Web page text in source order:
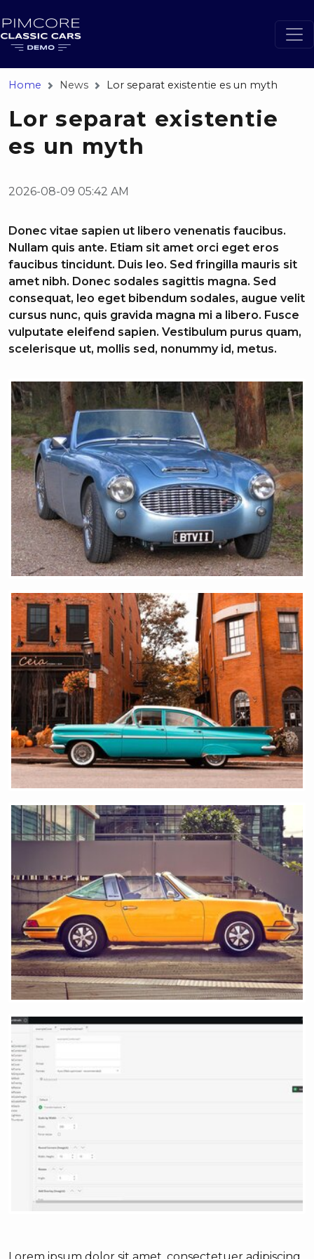
Home News Lor separat existentie es un myth
Lor separat existentie
es un myth
2026-08-09 05:42 AM
Donec vitae sapien ut libero venenatis faucibus.
Nullam quis ante. Etiam sit amet orci eget eros
faucibus tincidunt. Duis leo. Sed fringilla mauris sit
amet nibh. Donec sodales sagittis magna. Sed
consequat, leo eget bibendum sodales, augue velit
cursus nunc, quis gravida magna mi a libero. Fusce
vulputate eleifend sapien. Vestibulum purus quam,
scelerisque ut, mollis sed, nonummy id, metus.